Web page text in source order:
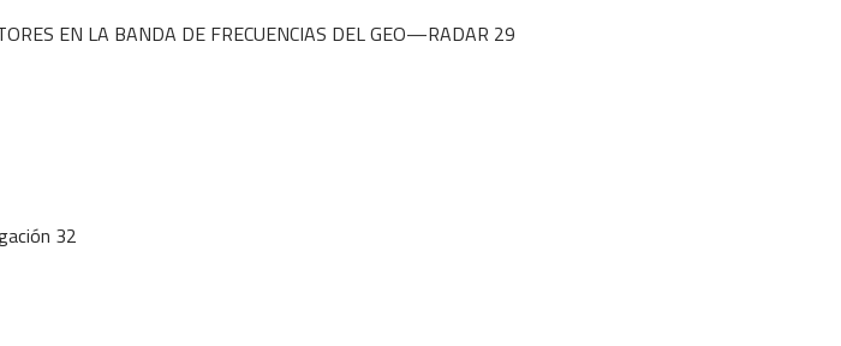
EN LA BANDA DE FRECUENCIAS DEL GEO—RADAR 29
32